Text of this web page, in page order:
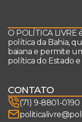
O POLÍTICA LIVRE
política da Bahia,
baiana e permite
política do Estado e
CONTATO
(71) 9-8801-0190